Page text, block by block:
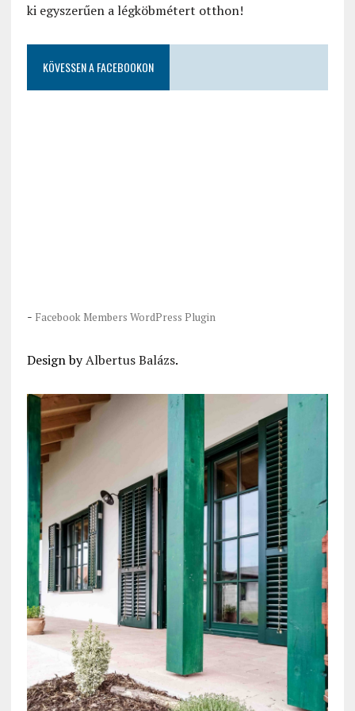
ki egyszerűen a légköbmétert otthon!
KÖVESSEN A FACEBOOKON
- Facebook Members WordPress Plugin
Design byAlbertus Balázs.